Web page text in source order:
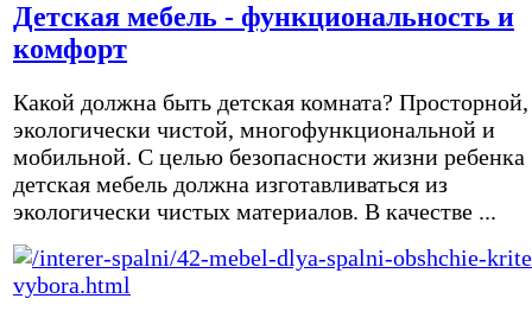
Детская мебель - функциональность и
комфорт
Какой должна быть детская комната? Просторной,
экологически чистой, многофункциональной и
мобильной. С целью безопасности жизни ребенка
детская мебель должна изготавливаться из
экологически чистых материалов. В качестве ...